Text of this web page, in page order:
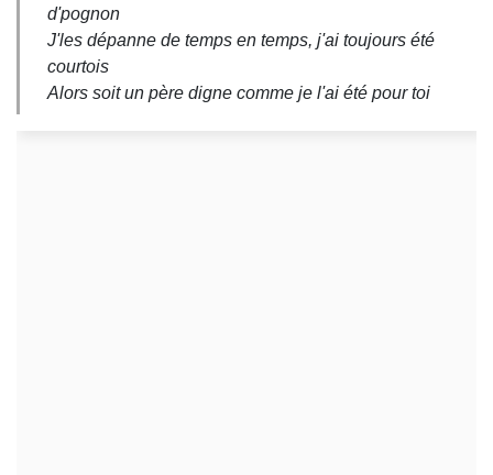
d'pognon
J'les dépanne de temps en temps, j'ai toujours été
courtois
Alors soit un père digne comme je l'ai été pour toi